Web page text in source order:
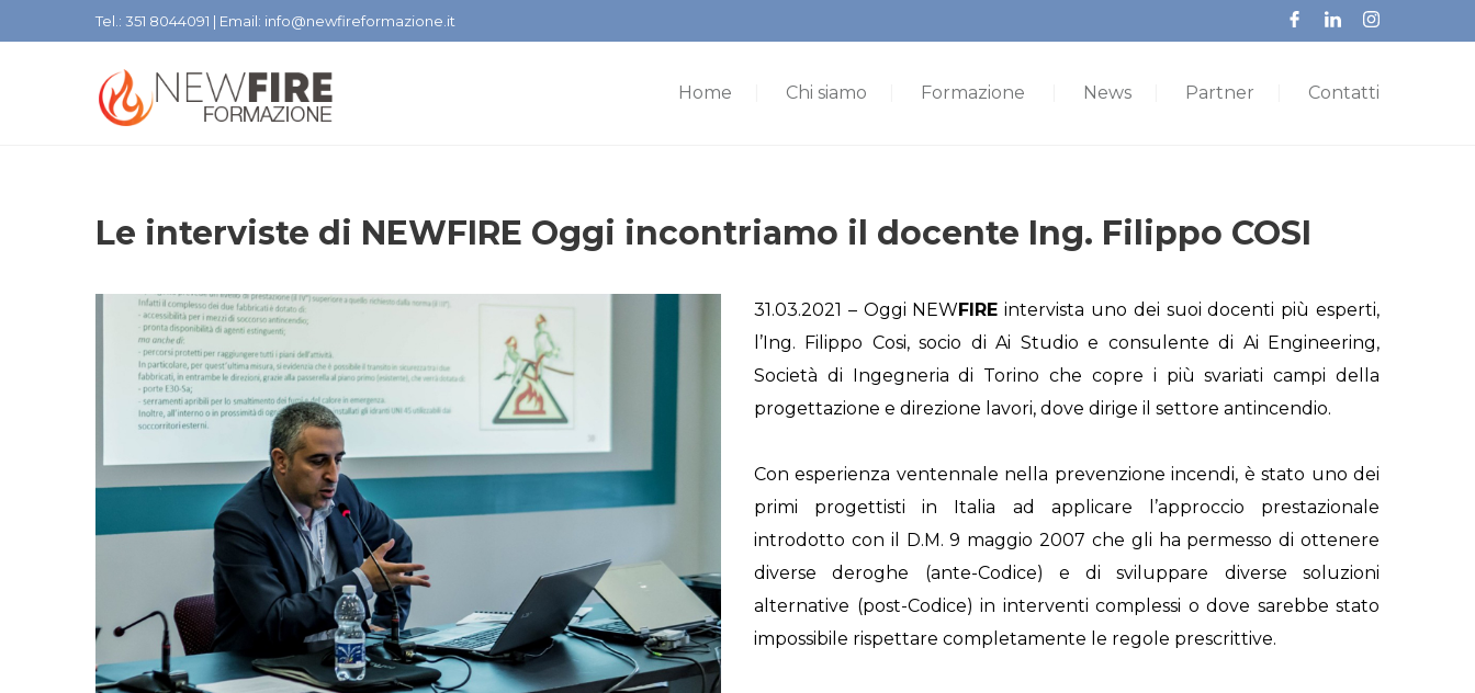
Tel.: 351 8044091 | Email: info@newfireformazione.it
Home Chi siamo Formazione News Partner Contatti
Le interviste di NEWFIRE Oggi incontriamo il docente Ing. Filippo COSI
31.03.2021 – Oggi NEWFIRE intervista uno dei suoi docenti più esperti,
l’Ing. Filippo Cosi, socio di Ai Studio e consulente di Ai Engineering,
Società di Ingegneria di Torino che copre i più svariati campi della
progettazione e direzione lavori, dove dirige il settore antincendio.
Con esperienza ventennale nella prevenzione incendi, è stato uno dei
primi progettisti in Italia ad applicare l’approccio prestazionale
introdotto con il D.M. 9 maggio 2007 che gli ha permesso di ottenere
diverse deroghe (ante-Codice) e di sviluppare diverse soluzioni
alternative (post-Codice) in interventi complessi o dove sarebbe stato
impossibile rispettare completamente le regole prescrittive.